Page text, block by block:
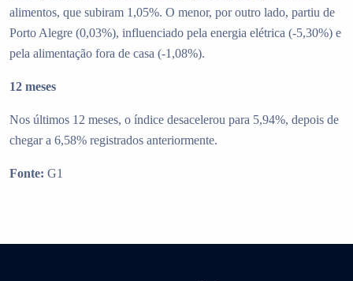
alimentos, que subiram 1,05%. O menor, por outro lado, partiu de
Porto Alegre (0,03%), influenciado pela energia elétrica (-5,30%) e
pela alimentação fora de casa (-1,08%).
12 meses
Nos últimos 12 meses, o índice desacelerou para 5,94%, depois de
chegar a 6,58% registrados anteriormente.
Fonte: G1